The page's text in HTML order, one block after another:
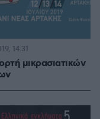
μικρασιατικών
14:31